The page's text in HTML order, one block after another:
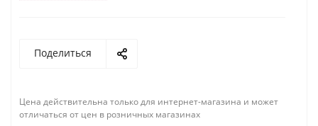
Поделиться
Цена действительна только для интернет-магазина и может
отличаться от цен в розничных магазинах